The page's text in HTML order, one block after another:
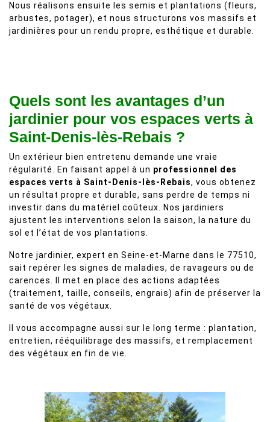
Nous réalisons ensuite les semis et plantations (fleurs,
arbustes, potager), et nous structurons vos massifs et
jardinières pour un rendu propre, esthétique et durable.
Quels sont les avantages d’un
jardinier pour vos espaces verts à
Saint-Denis-lès-Rebais ?
Un extérieur bien entretenu demande une vraie
régularité. En faisant appel à un professionnel des
espaces verts à Saint-Denis-lès-Rebais, vous obtenez
un résultat propre et durable, sans perdre de temps ni
investir dans du matériel coûteux. Nos jardiniers
ajustent les interventions selon la saison, la nature du
sol et l’état de vos plantations.
Notre jardinier, expert en Seine-et-Marne dans le 77510,
sait repérer les signes de maladies, de ravageurs ou de
carences. Il met en place des actions adaptées
(traitement, taille, conseils, engrais) afin de préserver la
santé de vos végétaux.
Il vous accompagne aussi sur le long terme : plantation,
entretien, rééquilibrage des massifs, et remplacement
des végétaux en fin de vie.